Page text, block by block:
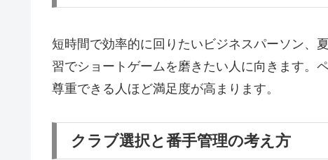
短時間で効率的に回りたいビジネスパーソン、
習でショートゲームを磨きたい人に向きます。
尊重できる人ほど満足度が高まります。
クラブ選択と番手管理の考え方